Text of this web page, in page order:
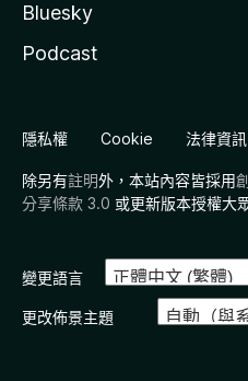
Bluesky
Podcast
隱私權 Cookie 法律資訊
除另有註明外，本站內容皆採用
分享條款 3.0 或更新版本授權大
變更語言
更改佈景主題